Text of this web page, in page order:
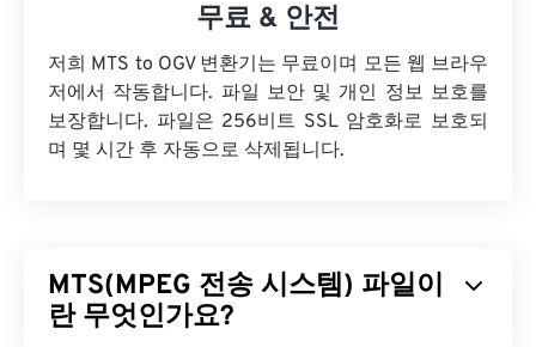
무료 & 안전
저희 MTS to OGV 변환기는 무료이며 모든 웹 브라우
저에서 작동합니다. 파일 보안 및 개인 정보 보호를
보장합니다. 파일은 256비트 SSL 암호화로 보호되
며 몇 시간 후 자동으로 삭제됩니다.
MTS(MPEG 전송 시스템) 파일이
란 무엇인가요?